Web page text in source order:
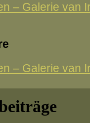
– Galerie van
– Galerie van